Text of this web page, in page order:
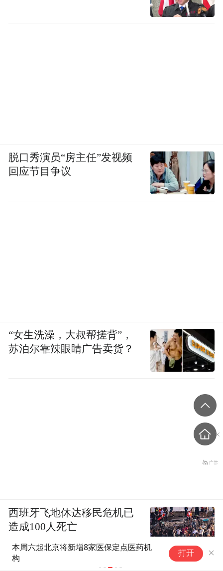
本周六起北京将新增8家医保定点医药机
构
打开
脱口秀演员“房主任”发视频
回应节目争议
“女生洗澡，大叔帮搓背”，
苏泊尔靠辣眼睛广告卖货？
西班牙飞地休达移民危机已
造成100人死亡
CCTV国际时讯